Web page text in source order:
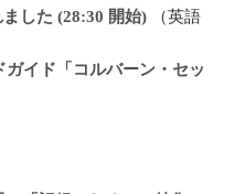
した (28:30 開始) （英語
ガイド「コルバーン・セッ